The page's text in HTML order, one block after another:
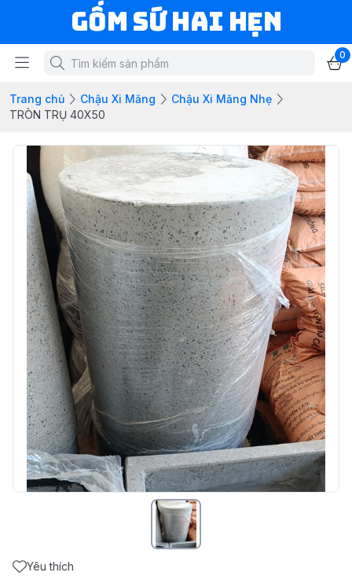
Gốm Sứ Hai Hẹn
0
Trang chủ Chậu Xi Măng
Chậu Xi Măng Nhẹ
TRÒN TRỤ 40X50
Yêu thích